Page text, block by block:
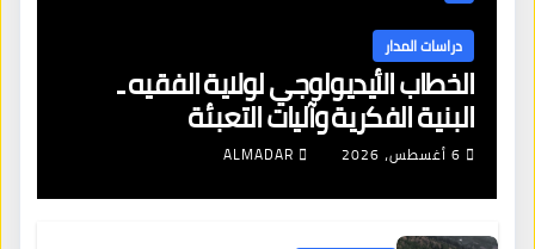
دراسات المدار
الخطاب الأيديولوجي لولاية الفقيه ـ
البنية الفكرية وآليات التعبئة
6 أغسطس، 2026 ALMADAR